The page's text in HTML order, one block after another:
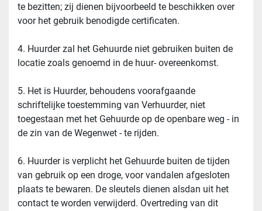
te bezitten; zij dienen bijvoorbeeld te beschikken over
voor het gebruik benodigde certificaten.
4. Huurder zal het Gehuurde niet gebruiken buiten de
locatie zoals genoemd in de huur- overeenkomst.
5. Het is Huurder, behoudens voorafgaande
schriftelijke toestemming van Verhuurder, niet
toegestaan met het Gehuurde op de openbare weg - in
de zin van de Wegenwet - te rijden.
6. Huurder is verplicht het Gehuurde buiten de tijden
van gebruik op een droge, voor vandalen afgesloten
plaats te bewaren. De sleutels dienen alsdan uit het
contact te worden verwijderd. Overtreding van dit